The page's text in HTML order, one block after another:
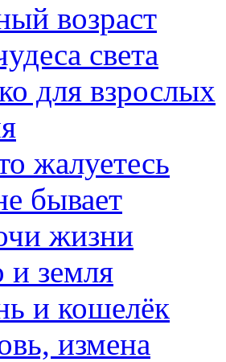
возраст
света
для взрослых
жалуетесь
бывает
жизни
и земля
и кошелёк
измена